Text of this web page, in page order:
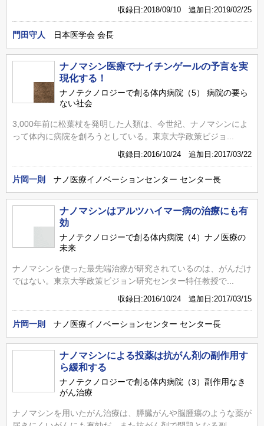
収録日:2018/09/10 追加日:2019/02/25
門田守人 日本医学会 会長
ナノマシン医療でナイチンゲールの予言を実
現化する！
ナノテクノロジーで創る体内病院（5） 病院の要ら
ない社会
3,000年前に松葉杖を発明した人類は、今世紀、ナノマシンによ
って体内に病院を創ろうとしている。東京大学政策ビジョ...
収録日:2016/10/24 追加日:2017/03/22
片岡一則 ナノ医療イノベーションセンター センター長
ナノマシンはアルツハイマー病の治療にも有
効
ナノテクノロジーで創る体内病院（4）ナノ医療の
未来
ナノマシンを使った最先端治療が研究されているのは、がんだけ
ではない。東京大学政策ビジョン研究センター特任教授で...
収録日:2016/10/24 追加日:2017/03/15
片岡一則 ナノ医療イノベーションセンター センター長
ナノマシンによる投薬は抗がん剤の副作用す
ら緩和する
ナノテクノロジーで創る体内病院（3）副作用なき
がん治療
ナノマシンを用いたがん治療は、膵臓がんや脳腫瘍のような薬が